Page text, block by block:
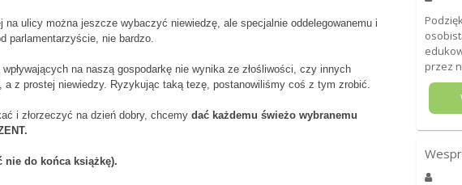
na ulicy można jeszcze wybaczyć niewiedzę, ale specjalnie oddelegowanemu i
parlamentarzyście, nie bardzo.
na naszą gospodarkę nie wynika ze złośliwości, czy innych
a z prostej niewiedzy. Ryzykując taką tezę, postanowiliśmy coś z tym zrobić.
i złorzeczyć na dzień dobry, chcemydać każdemu świeżo wybranemu
nie do końca książkę).
przez